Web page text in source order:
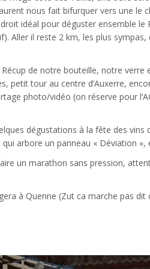
nous fait bifurquer vers une le
idéal pour déguster ensemble le
Aller il reste 2 km, les plus
de notre bouteille, notre verre
petit tour au centre d’Auxerre,
photo/vidéo (on réserve pour
dégustations à la fête des vins
arbore un panneau « Déviation »,
un marathon sans pression,
à Quenne (Zut ca marche pas dit